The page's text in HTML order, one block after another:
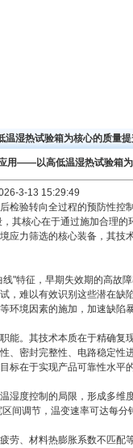
湿热试验箱为核心的质量提
用——以高低温湿热试验箱
3-13 15:29:49
检验转向全过程的预防性控
其核心在于通过施加合理的
应力筛选的核心装备，其技
"特征，早期失效期的高故
，难以有效识别这些潜在缺
境因素的施加，加速缺陷
能。其技术本质在于精确复
、密封完整性、电路稳定性
标在于实现产品可靠性水平
湿度控制的局限，形成多维
间调节，温变速率可达每分
劳、材料热膨胀系数不匹配